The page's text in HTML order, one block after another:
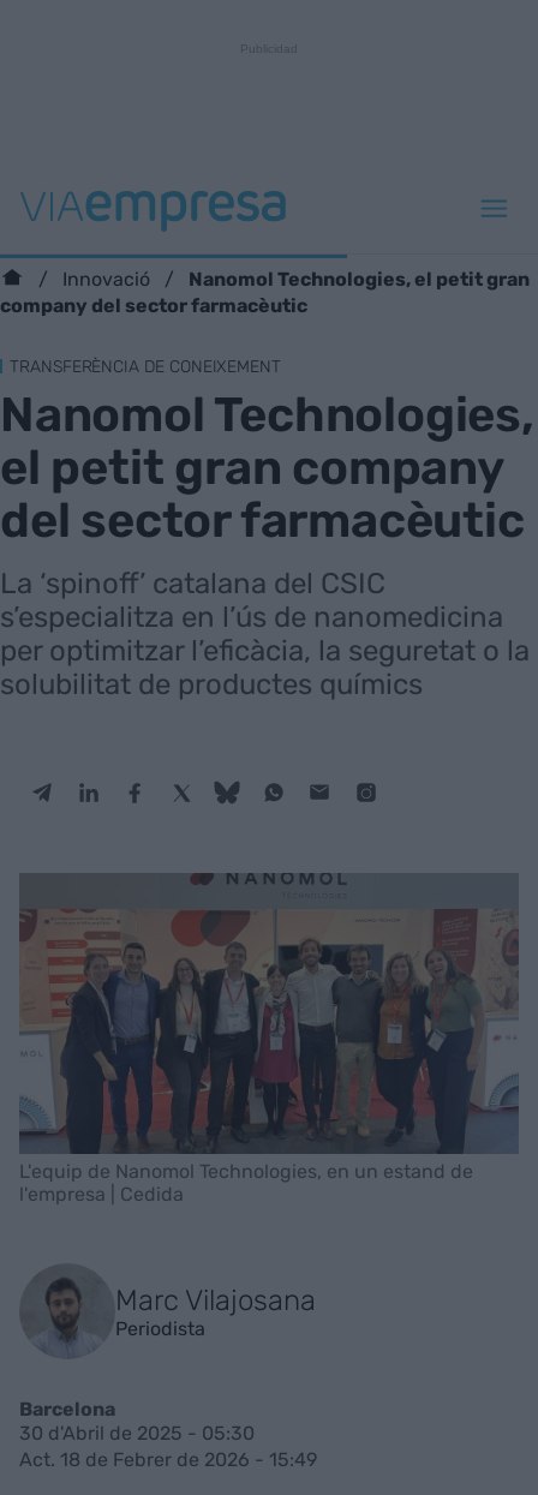
Innovació
Nanomol Technologies, el petit gran
company del sector farmacèutic
TRANSFERÈNCIA DE CONEIXEMENT
Nanomol Technologies,
el petit gran company
del sector farmacèutic
La ‘spinoff’ catalana del CSIC
s’especialitza en l’ús de nanomedicina
per optimitzar l’eficàcia, la seguretat o la
solubilitat de productes químics
L'equip de Nanomol Technologies, en un estand de
l'empresa | Cedida
Marc Vilajosana
Periodista
Barcelona
30 d'Abril de 2025 - 05:30
Act. 18 de Febrer de 2026 - 15:49